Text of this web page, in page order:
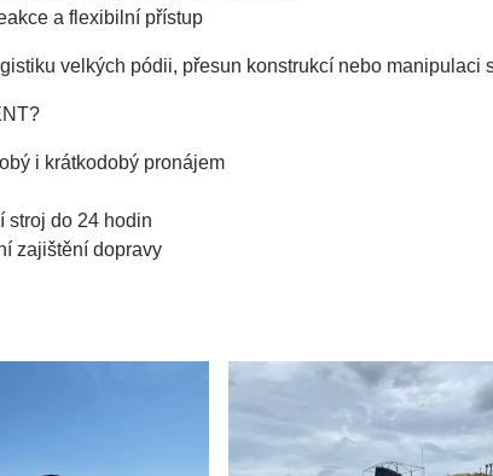
a flexibilní přístup
velkých pódii, přesun konstrukcí nebo
i krátkodobý pronájem
stroj do 24 hodin
zajištění dopravy